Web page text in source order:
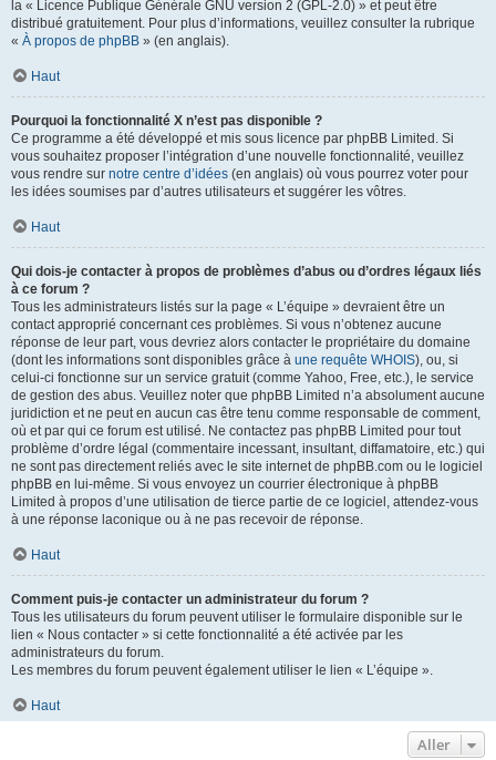
la « Licence Publique Générale GNU version 2 (GPL-2.0) » et peut être
distribué gratuitement. Pour plus d’informations, veuillez consulter la rubrique
« À propos de phpBB » (en anglais).
Haut
Pourquoi la fonctionnalité X n’est pas disponible ?
Ce programme a été développé et mis sous licence par phpBB Limited. Si
vous souhaitez proposer l’intégration d’une nouvelle fonctionnalité, veuillez
vous rendre sur notre centre d’idées (en anglais) où vous pourrez voter pour
les idées soumises par d’autres utilisateurs et suggérer les vôtres.
Haut
Qui dois-je contacter à propos de problèmes d’abus ou d’ordres légaux liés
à ce forum ?
Tous les administrateurs listés sur la page « L’équipe » devraient être un
contact approprié concernant ces problèmes. Si vous n’obtenez aucune
réponse de leur part, vous devriez alors contacter le propriétaire du domaine
(dont les informations sont disponibles grâce à une requête WHOIS), ou, si
celui-ci fonctionne sur un service gratuit (comme Yahoo, Free, etc.), le service
de gestion des abus. Veuillez noter que phpBB Limited n’a absolument aucune
juridiction et ne peut en aucun cas être tenu comme responsable de comment,
où et par qui ce forum est utilisé. Ne contactez pas phpBB Limited pour tout
problème d’ordre légal (commentaire incessant, insultant, diffamatoire, etc.) qui
ne sont pas directement reliés avec le site internet de phpBB.com ou le logiciel
phpBB en lui-même. Si vous envoyez un courrier électronique à phpBB
Limited à propos d’une utilisation de tierce partie de ce logiciel, attendez-vous
à une réponse laconique ou à ne pas recevoir de réponse.
Haut
Comment puis-je contacter un administrateur du forum ?
Tous les utilisateurs du forum peuvent utiliser le formulaire disponible sur le
lien « Nous contacter » si cette fonctionnalité a été activée par les
administrateurs du forum.
Les membres du forum peuvent également utiliser le lien « L’équipe ».
Haut
Aller